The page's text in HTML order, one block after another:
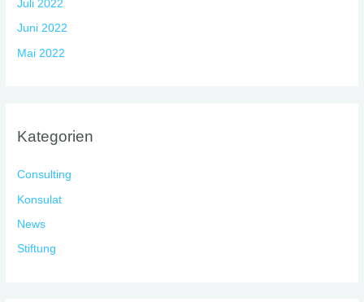
Juli 2022
Juni 2022
Mai 2022
Kategorien
Consulting
Konsulat
News
Stiftung